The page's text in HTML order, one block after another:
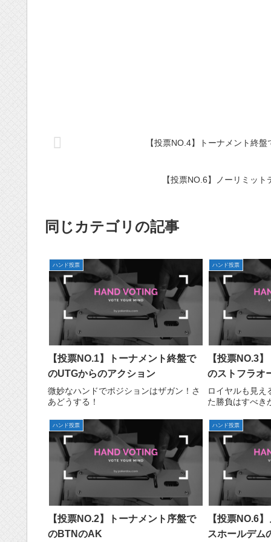
【投票NO.4】トーナメント終
【投票NO.6】ノーリミッ
同じカテゴリの記事
ハンド投票
【投票NO.1】トーナメント終盤で
のUTGからのアクション
微妙なハンドでポジションはザガン！さ
あどうする！
ハンド投票
【投票NO.3
のストフラオ
ロイヤルも見え
た勝負はすべき
ハンド投票
【投票NO.2】トーナメント序盤で
のBTNのAK
ハンド投票
【投票NO.6
スホールデム